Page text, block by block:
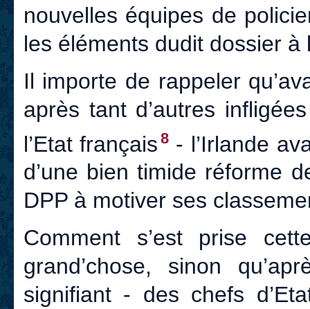
nouvelles équipes de
les éléments dudit dossier à
Il importe de rappeler
après tant d’autres
l’Etat français 8- l’Irlande
d’une bien timide réforme
DPP à motiver ses
Comment s’est prise
grand’chose, sinon
signifiant - des chefs